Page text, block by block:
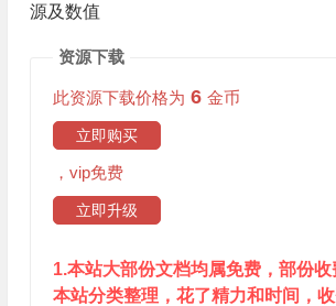
源及数值
资源下载
此资源下载价格为 6 金币
立即购买
，vip免费
立即升级
1.本站大部份文档均属免费，部份
本站分类整理，花了精力和时间，